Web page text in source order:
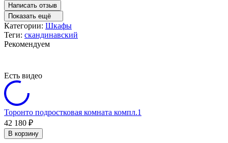
Написать отзыв
Показать ещё
Категории: Шкафы
Теги: скандинавский
Рекомендуем
Есть видео
Торонто подростковая комната компл.1
42 180 ₽
В корзину